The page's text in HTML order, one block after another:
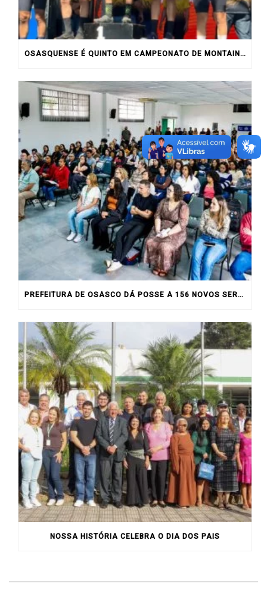
OSASQUENSE É QUINTO EM CAMPEONATO DE MONTAIN BIKE NO INTERIOR DO ESTADO
PREFEITURA DE OSASCO DÁ POSSE A 156 NOVOS SERVIDORES
NOSSA HISTÓRIA CELEBRA O DIA DOS PAIS